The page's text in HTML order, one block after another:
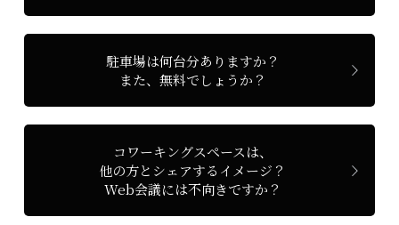
駐車場は何台分ありますか？
また、無料でしょうか？
コワーキングスペースは、
他の方とシェアするイメージ？
Web会議には不向きですか？